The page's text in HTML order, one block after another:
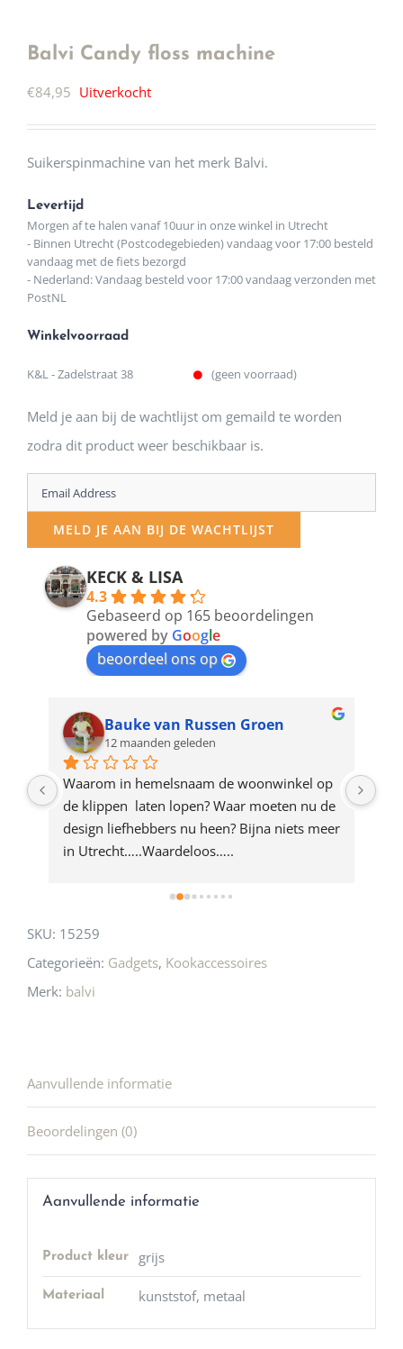
Balvi Candy floss machine
€84,95 Uitverkocht
Suikerspinmachine van het merk Balvi.
Levertijd
Morgen af te halen vanaf 10uur in onze winkel in Utrecht
- Binnen Utrecht (Postcodegebieden) vandaag voor 17:00 besteld
vandaag met de fiets bezorgd
- Nederland: Vandaag besteld voor 17:00 vandaag verzonden met
PostNL
Winkelvoorraad
K&L - Zadelstraat 38 (geen voorraad)
Meld je aan bij de wachtlijst om gemaild te worden
zodra dit product weer beschikbaar is.
Enter
your
email
address
product
MELD JE AAN BIJ DE WACHTLIJST
KECK & LISA
4.3
Gebaseerd op 165 beoordelingen
powered by Google
beoordeel ons op
Bauke van Russen Groen
12 maanden geleden
Waarom in hemelsnaam de woonwinkel op
de klippen  laten lopen? Waar moeten nu de
design liefhebbers nu heen? Bijna niets meer
in Utrecht…..Waardeloos…..
SKU: 15259
Categorieën: Gadgets, Kookaccessoires
Merk: balvi
Aanvullende informatie
Beoordelingen (0)
Aanvullende informatie
Product kleur grijs
Materiaal kunststof, metaal